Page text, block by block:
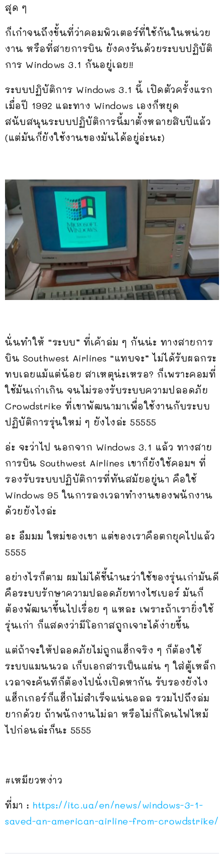
สุด ๆ
ก็เก๋าจนถึงขั้นที่ว่าคอมพิวเตอร์ที่ใช้กันในหน่วย
งาน หรือที่สายการบิน ยังคงรันด้วยระบบปฏิบัติ
การ Windows 3.1 กันอยู่เลย!!
ระบบปฏิบัติการ Windows 3.1 นี้ เปิดตัวครั้งแรก
เมื่อปี 1992 และทาง Windows เองก็หยุด
สนับสนุนระบบปฏิบัติการนี้มาตั้งหลายสิบปีแล้ว
(แต่มันก็ยังใช้งานของมันได้อยู่อ่ะนะ)
นั่นทำให้ “ระบบ” ที่เค้าล่ม ๆ กันน่ะ ทางสายการ
บิน Southwest Airlines “แทบจะ” ไม่ได้รับผลกระ
ทบเลยแม้แต่น้อย สาเหตุน่ะเหรอ? ก็เพราะคอมที่
ใช้มันเก่าเกิน จนไม่รองรับระบบความปลอดภัย
Crowdstrike ที่เขาพัฒนามาเพื่อใช้งานกับระบบ
ปฏิบัติการรุ่นใหม่ ๆ ยังไงล่ะ 55555
อ่ะ จะว่าไป นอกจาก Windows 3.1 แล้ว ทางสาย
การบิน Southwest Airlines เขาก็ยังใช้คอมฯ ที่
รองรับระบบปฏิบัติการที่ทันสมัยอยู่นา คือใช้
Windows 95 ในการลงเวลาทำงานของพนักงาน
ด้วยยังไงล่ะ
อะ อืมมม ใหม่ของเขา แต่ของเราคือตกยุคไปแล้ว
5555
อย่างไรก็ตาม ผมไม่ได้ชี้นำนะว่าใช้ของรุ่นเก่ามันดี
คือระบบรักษาความปลอดภัยทางไซเบอร์ มันก็
ต้องพัฒนาขึ้นไปเรื่อย ๆ แหละ เพราะถ้าเรายิ่งใช้
รุ่นเก่า ก็แสดงว่ามีโอกาสถูกเจาะได้ง่ายขึ้น
แต่ถ้าจะให้ปลอดภัยไม่ถูกแฮ็กจริง ๆ ก็ต้องใช้
ระบบแมนนวล เก็บเอกสารเป็นแผ่น ๆ ใส่ตู้เหล็ก
เวลาจะค้นทีก็ต้องไปนั่งเปิดหากัน รับรองยังไง
แฮ็กเกอร์ก็แฮ็กไม่สำเร็จแน่นอลล รวมไปถึงล่ม
ยากด้วย ถ้าพนักงานไม่ลา หรือไม่ก็โดนไฟไหม้
ไปก่อนล่ะก็นะ 5555
#เหมียวหง่าว
ที่มา : https://itc.ua/en/news/windows-3-1-
saved-an-american-airline-from-crowdstrike/